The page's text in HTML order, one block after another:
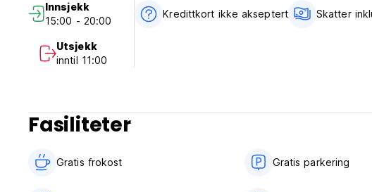
Sjekk ut
Fra 8:00 til 11:00
Regler for barneseng og ekstra seng
Barneseng på forespørsel
Rp 350 000 per barn, per natt
Innsjekk
15:00 - 20:00
Utsjekk
inntil 11:00
Kredittkort ikke akseptert Skatter
Fasiliteter
Gratis frokost‎ Gratis parkering